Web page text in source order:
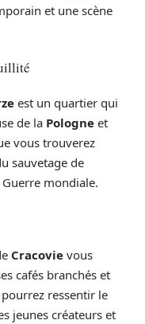
et une scène
est un quartier qui
de la Pologne et
vous trouverez
sauvetage de
mondiale.
Cracovie vous
cafés branchés et
pourrez ressentir le
jeunes créateurs et